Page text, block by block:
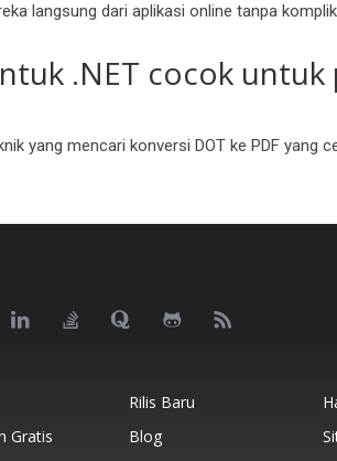
langsung dari aplikasi online tanpa
.NET cocok
yang mencari konversi DOT ke PDF yang
Rilis Baru
Gratis Blog